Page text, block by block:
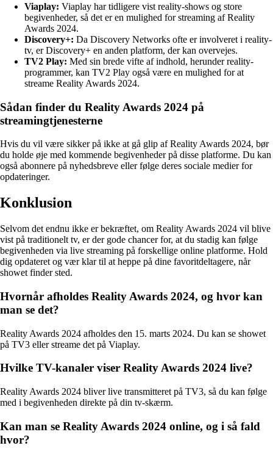
Viaplay: Viaplay har tidligere vist reality-shows og store
begivenheder, så det er en mulighed for streaming af Reality
Awards 2024.
Discovery+: Da Discovery Networks ofte er involveret i reality-
tv, er Discovery+ en anden platform, der kan overvejes.
TV2 Play: Med sin brede vifte af indhold, herunder reality-
programmer, kan TV2 Play også være en mulighed for at
streame Reality Awards 2024.
Sådan finder du Reality Awards 2024 på
streamingtjenesterne
Hvis du vil være sikker på ikke at gå glip af Reality Awards 2024, bør
du holde øje med kommende begivenheder på disse platforme. Du kan
også abonnere på nyhedsbreve eller følge deres sociale medier for
opdateringer.
Konklusion
Selvom det endnu ikke er bekræftet, om Reality Awards 2024 vil blive
vist på traditionelt tv, er der gode chancer for, at du stadig kan følge
begivenheden via live streaming på forskellige online platforme. Hold
dig opdateret og vær klar til at heppe på dine favoritdeltagere, når
showet finder sted.
Hvornår afholdes Reality Awards 2024, og hvor kan
man se det?
Reality Awards 2024 afholdes den 15. marts 2024. Du kan se showet
på TV3 eller streame det på Viaplay.
Hvilke TV-kanaler viser Reality Awards 2024 live?
Reality Awards 2024 bliver live transmitteret på TV3, så du kan følge
med i begivenheden direkte på din tv-skærm.
Kan man se Reality Awards 2024 online, og i så fald
hvor?